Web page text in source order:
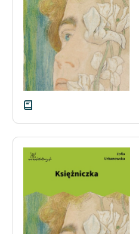
Zasady wykorzystania
Wolnych Lektur
Logotypy
Materiały promocyjne
Polityka prywatności
Regulamin biblioteki
Dane fundacji i
sprawozdania finansowe
Regulamin darowizn
Informacja o treściach